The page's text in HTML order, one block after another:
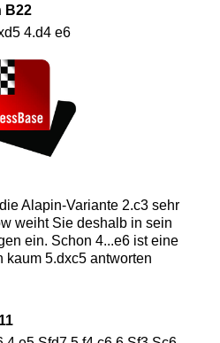
B22
4.d4 e6
Alapin-Variante 2.c3 sehr
weiht Sie deshalb in sein
ein. Schon 4...e6 ist eine
kaum 5.dxc5 antworten